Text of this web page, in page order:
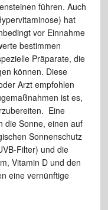
führen. Auch
hat
vor Einnahme
bestimmen
Präparate, die
können. Diese
Arzt empfohlen
ist es,
Eine
die Sonne, einen auf
Sonnenschutz
Filter) und die
Vitamin D und den
eine vernünftige